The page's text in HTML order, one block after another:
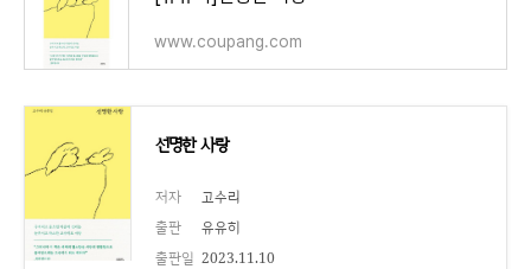
www.coupang.com
선명한 사랑
저자
고수리
출판
유유히
출판일 2023.11.10